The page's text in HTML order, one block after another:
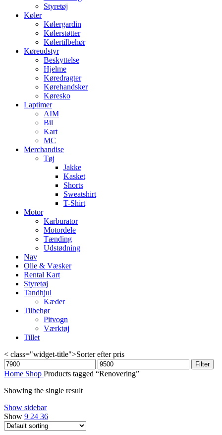
Styretøj
Køler
Kølergardin
Kølerstøtter
Kølertilbehør
Køreudstyr
Beskyttelse
Hjelme
Køredragter
Kørehandsker
Køresko
Laptimer
AIM
Bil
Kart
MC
Merchandise
Tøj
Jakke
Kasket
Shorts
Sweatshirt
T-Shirt
Motor
Karburator
Motordele
Tænding
Udstødning
Nav
Olie & Væsker
Rental Kart
Styretøj
Tandhjul
Kæder
Tilbehør
Pitvogn
Værktøj
Tillet
< class="widget-title">Sorter efter pris
Min
price
Max
price
Filter
Home Shop Products tagged “Renovering”
Showing the single result
Show sidebar
Show 9 24 36